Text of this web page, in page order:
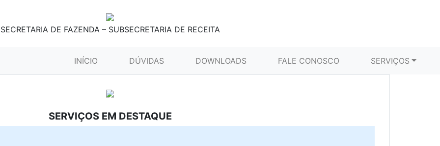
SECRETARIA DE FAZENDA – SUBSECRETARIA DE RECEITA
INÍCIO (CURRENT)DÚVIDAS DOWNLOADS FALE CONOSCO SERVIÇOS
SERVIÇOS EM DESTAQUE